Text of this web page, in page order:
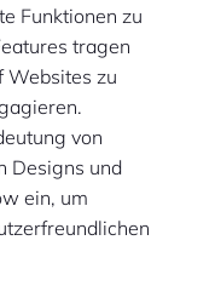
Funktionen zu
tragen
Websites zu
von
Designs und
ein, um